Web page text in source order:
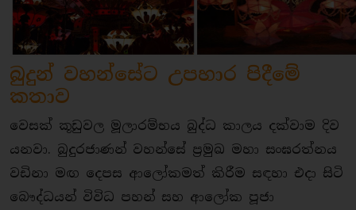
බුදුන් වහන්සේට උපහාර පිදීමේ
කතාව
​වෙසක් කූඩුවල මූලාරම්භය බුද්ධ කාලය දක්වාම දිව
යනවා. බුදුරජාණන් වහන්සේ ප්‍රමුඛ මහා සංඝරත්නය
වඩිනා මඟ දෙපස ආලෝකමත් කිරීම සඳහා එදා සිටි
බෞද්ධයන් විවිධ පහන් සහ ආලෝක පූජා